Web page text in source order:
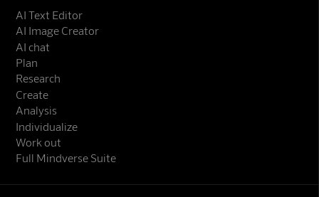
AI Text Editor
AI Image Creator
AI chat
Plan
Research
Create
Analysis
Individualize
Work out
Full Mindverse Suite